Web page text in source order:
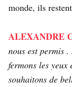
monde, ils
ALEXANDRE
nous est permis
fermons les yeux
souhaitons de